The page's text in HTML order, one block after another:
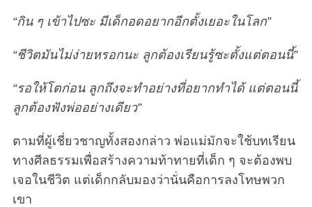
“กิน ๆ เข้าไปซะ มีเด็กอดอยากอีกตั้งเยอะในโลก”
“ชีวิตมันไม่ง่ายหรอกนะ ลูกต้องเรียนรู้ซะตั้งแต่ตอนนี้”
“รอให้โตก่อน ลูกถึงจะทำอย่างที่อยากทำได้ แต่ตอนนี้
ลูกต้องฟังพ่ออย่างเดียว”
ตามที่ผู้เชี่ยวชาญทั้งสองกล่าว พ่อแม่มักจะใช้บทเรียน
ทางศีลธรรมเพื่อสร้างความท้าทายที่เด็ก ๆ จะต้องพบ
เจอในชีวิต แต่เด็กกลับมองว่านั่นคือการลงโทษพวก
เขา